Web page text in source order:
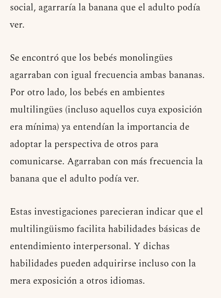
social, agarraría la banana que el adulto podía
ver.
Se encontró que los bebés monolingües
agarraban con igual frecuencia ambas bananas.
Por otro lado, los bebés en ambientes
multilingües (incluso aquellos cuya exposición
era mínima) ya entendían la importancia de
adoptar la perspectiva de otros para
comunicarse. Agarraban con más frecuencia la
banana que el adulto podía ver.
Estas investigaciones parecieran indicar que el
multilingüismo facilita habilidades básicas de
entendimiento interpersonal. Y dichas
habilidades pueden adquirirse incluso con la
mera exposición a otros idiomas.